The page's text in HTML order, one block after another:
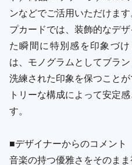
ンなどでご活用いただけま
プカードでは、装飾的なデ
た瞬間に特別感を印象づ
は、モノグラムとしてブラ
洗練された印象を保つこと
トリーな構成によって安定
す。
■デザイナーからのコメント
音楽の持つ優雅さをそのまま